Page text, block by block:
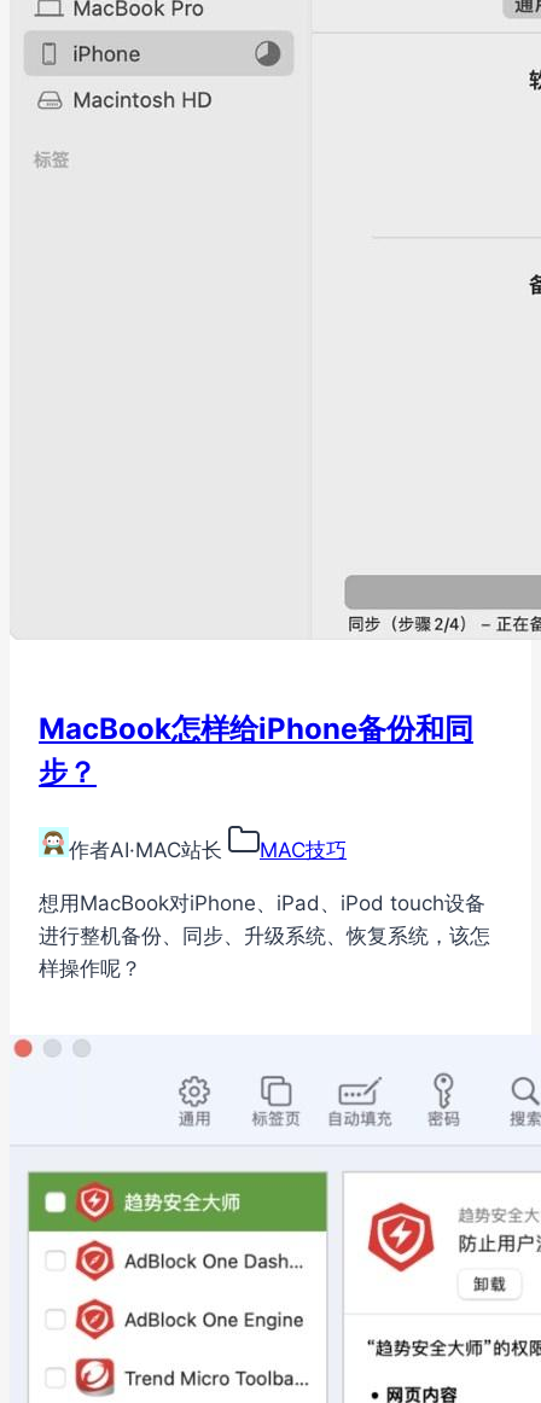
MacBook怎样给iPhone备份和同
步？
作者AI·MAC站长 MAC技巧
想用MacBook对iPhone、iPad、iPod touch设备
进行整机备份、同步、升级系统、恢复系统，该怎
样操作呢？